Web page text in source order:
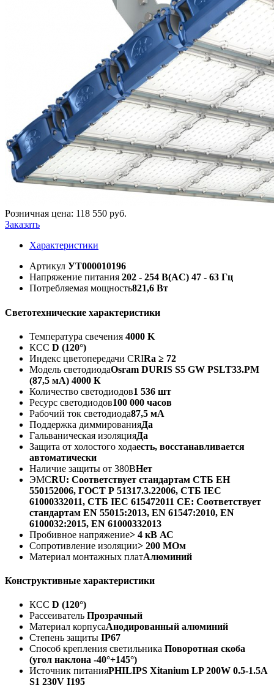
Розничная цена: 118 550 руб.
Заказать
Характеристики
Артикул УТ000010196
Напряжение питания 202 - 254 B(AC) 47 - 63 Гц
Потребляемая мощность821,6 Вт
Светотехнические характеристики
Температура свечения 4000 K
КСС D (120°)
Индекс цветопередачи CRIRa ≥ 72
Модель светодиодаOsram DURIS S5 GW PSLT33.PM
(87,5 мА) 4000 К
Количество светодиодов1 536 шт
Ресурс светодиодов100 000 часов
Рабочий ток светодиода87,5 мА
Поддержка диммированияДа
Гальваническая изоляцияДа
Защита от холостого ходаесть, восстанавливается
автоматически
Наличие защиты от 380ВНет
ЭМСRU: Соответствует стандартам СТБ ЕН
550152006, ГОСТ Р 51317.3.22006, СТБ IEC
61000332011, СТБ IEC 615472011 CE: Соответствует
стандартам EN 55015:2013, EN 61547:2010, EN
6100032:2015, EN 61000332013
Пробивное напряжение> 4 кВ АС
Сопротивление изоляции> 200 МОм
Материал монтажных платАлюминий
Конструктивные характеристики
КСС D (120°)
Рассеиватель Прозрачный
Материал корпусаАнодированный алюминий
Степень защиты IP67
Способ крепления светильника Поворотная скоба
(угол наклона -40°+145°)
Источник питанияPHILIPS Xitanium LP 200W 0.5-1.5A
S1 230V I195